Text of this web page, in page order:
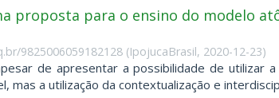
proposta para o ensino do modelo
9825006059182128 (IpojucaBrasil, 2020-12-23)
de apresentar a possibilidade de utilizar
a utilização da contextualização e